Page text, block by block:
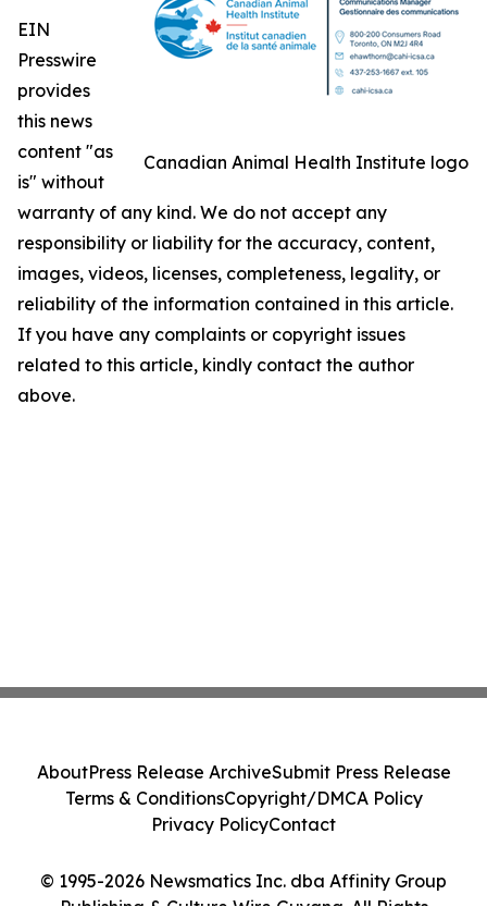
Canadian Animal Health Institute logo
EIN
Presswire
provides
this news
content "as
is" without
warranty of any kind. We do not accept any
responsibility or liability for the accuracy, content,
images, videos, licenses, completeness, legality, or
reliability of the information contained in this article.
If you have any complaints or copyright issues
related to this article, kindly contact the author
above.
© 1995-2026 Newsmatics Inc. dba Affinity Group
AboutPress Release ArchiveSubmit Press Release
Terms & ConditionsCopyright/DMCA Policy
Privacy PolicyContact